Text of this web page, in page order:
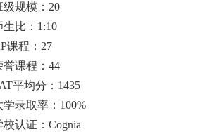
级规模 ： 20
生比 ： 1:10
课程 ： 27
誉课程 ： 44
平均分 ： 1435
学录取率： 100%
校认证 ： Cognia